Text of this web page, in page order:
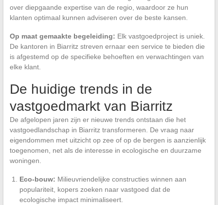
over diepgaande expertise van de regio, waardoor ze hun
klanten optimaal kunnen adviseren over de beste kansen.
Op maat gemaakte begeleiding: Elk vastgoedproject is uniek.
De kantoren in Biarritz streven ernaar een service te bieden die
is afgestemd op de specifieke behoeften en verwachtingen van
elke klant.
De huidige trends in de
vastgoedmarkt van Biarritz
De afgelopen jaren zijn er nieuwe trends ontstaan die het
vastgoedlandschap in Biarritz transformeren. De vraag naar
eigendommen met uitzicht op zee of op de bergen is aanzienlijk
toegenomen, net als de interesse in ecologische en duurzame
woningen.
Eco-bouw: Milieuvriendelijke constructies winnen aan
populariteit, kopers zoeken naar vastgoed dat de
ecologische impact minimaliseert.